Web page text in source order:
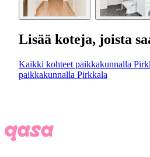
Lisää koteja, joista
Kaikki kohteet paikkakunnalla
paikkakunnalla Pirkkala